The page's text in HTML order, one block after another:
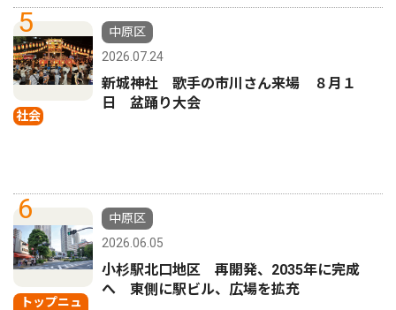
5
社会
中原区
2026.07.24
新城神社 歌手の市川さん来場 ８月１
日 盆踊り大会
6
トップニュ
中原区
2026.06.05
小杉駅北口地区 再開発、2035年に完成
へ 東側に駅ビル、広場を拡充